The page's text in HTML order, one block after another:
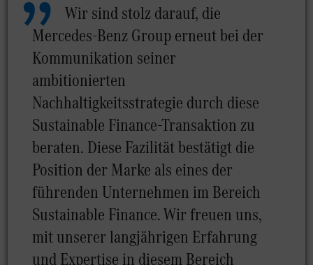
Wir sind stolz darauf, die
Mercedes-Benz Group erneut bei der
Kommunikation seiner
ambitionierten
Nachhaltigkeitsstrategie durch diese
Sustainable Finance-Transaktion zu
beraten. Diese Fazilität bestätigt die
Position der Marke als eines der
führenden Unternehmen im Bereich
Sustainable Finance. Wir freuen uns,
mit unserer langjährigen Erfahrung
und Expertise in diesem Bereich